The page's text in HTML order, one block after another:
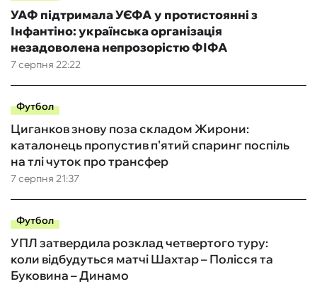
7 серпня 22:22
УАФ підтримала УЄФА у протистоянні з
Інфантіно: українська організація
незадоволена непрозорістю ФІФА
Футбол
7 серпня 21:37
Циганков знову поза складом Жирони:
каталонець пропустив п'ятий спаринг поспіль
на тлі чуток про трансфер
Футбол
УПЛ затвердила розклад четвертого туру:
коли відбудуться матчі Шахтар – Полісся та
Буковина – Динамо